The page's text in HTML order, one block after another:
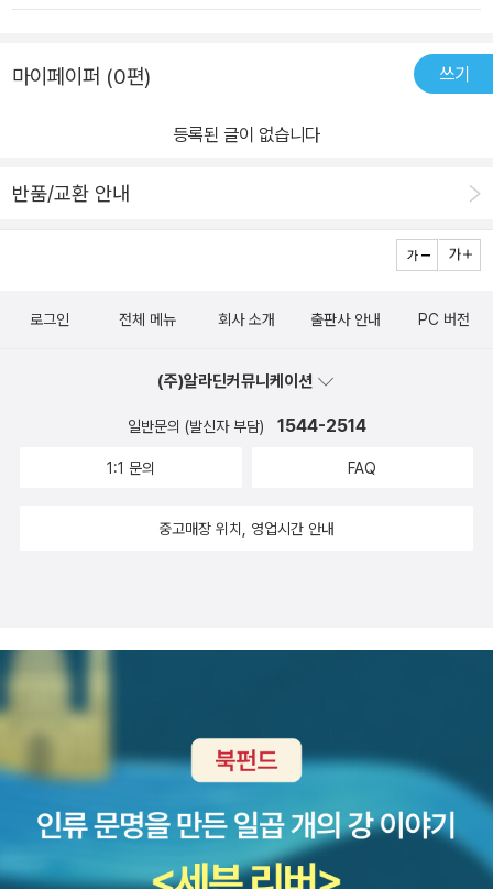
위이기도 하다”고 역설한다. 이때 하나하나의 세포들은 ‘온생명’ 안에
서 ‘온생명’과 적절한 관계를 유지할 때에 한해 살아 있다고 말할 수
고 부를 수 있다고 말했다. 이와 더불어 많은 생명 연구가 실패를 거두
으로 파악하려 했기 때문이라고 지적한다. 이렇듯 ‘온생명’은 개별적
생명체(낱생명)가 다른 생명체와 갖는 모든 관계를 포괄하는 총체로
서의 생명이며, 온생명이 기존의 생명 개념과 구분되는 가장 중요한
구분하지 않고 그 자체를 하나의 전일적(全一的) 실체로 인정한다
의 자연과학의 성과를 심층적으로 분석하고 여기에 인문학적 사유를
겸해 생명에 대한 일관성 있는 구도를 우리에게 제공한다는 사실이
명 존중과 지구 생태계 보전이라는 절박한 문제를 우리에게 일깨우는
른 앎을 전제로 한다 앎이 무엇이라고 정확히 규정하는 것은 쉬운 일
이라고 하는 것은 성공적인 삶을 영위하기 위해 마련해야 할 가장 소
리는 좀처럼 앎이 어떻게 이루어지는가 하는 점에 관심을 기울이지
않는다. 그저 눈으로 보아서 알고, 남에게 들어서 알고, 책을 읽어서
안다는 정도로 생각하고, 부지런히 보려 하고, 들으려 하고, 읽으려 한
다. 그러나 저자는 최근 알려진 학습 이론을 인용해 인간의 정신 활동
중에서 가장 필수적인 ‘앎’의 과정에 대해 쉽게 설명한다. 인간이 안다
등 비생명체에게 전적으로 의존하는 '생명체'가 독자적으로 '생존'한
인간의 몸 구석구석에 자리잡고서 인간의 소화작용을 돕는 등 생명활
할 수 있겠는가...저자는 한국의 물리학계를 대표하는 중진 학자 중 한
학 연구에 주력했다. 그러면서 과학자의 시선으로 폭 넓은 인문학적
질을 깊이 성찰함으로써 사회와 문명 문제에 대한 혜안을 제시했다고
가능성이 없어 보이는 '나'와 물질이 과연 양립할 수 있는가?'라는 의
생명, 인간에 관한 현대 과학의 논의를 거친 후 다시 칸트의 철학으로
되돌아 오는 선순환적 논의를 전개한다.저자가 처음 칸트에 관심을
자는 의도에서 칸트의 철학을 학습했는데, 지금은 같은 이유에서 칸
[칸트 철학과 현대 물리학]에서는 칸트의 <순수이성비판>을 간략하
철학이 지닌 현대적 의미를 찾아내고, 현대 물리학의 철학적 바탕에
기는 하지만 본인 스스로 완전한 것으로 여기는 내용들, 즉 ‘앎의
틀’을 가지고 있는데, 인간이 거의 의식하지 못하는 가운데 형성된 이
러한 틀은 실제로 인간이 생각하는 과정에서 큰 영향을 미치고 있다
고 말한다. 그렇기에 인간의 지적 과정을 생각할 때 기존의 ‘앎의
틀’과 ‘앎의 체계’, 곧 오감을 통해 새로 공급되는 내용(정보)들을 동시
에 고려해야 한다고 주장한다. 또 물리학이라고 하는 것은 이러한 ‘앎
마이페이퍼 (0편) 쓰기
등록된 글이 없습니다
반품/교환 안내
로그인 전체 메뉴 회사 소개 출판사 안내 PC 버전
(주)알라딘커뮤니케이션
일반문의 (발신자 부담) 1544-2514
1:1 문의 FAQ
중고매장 위치, 영업시간 안내